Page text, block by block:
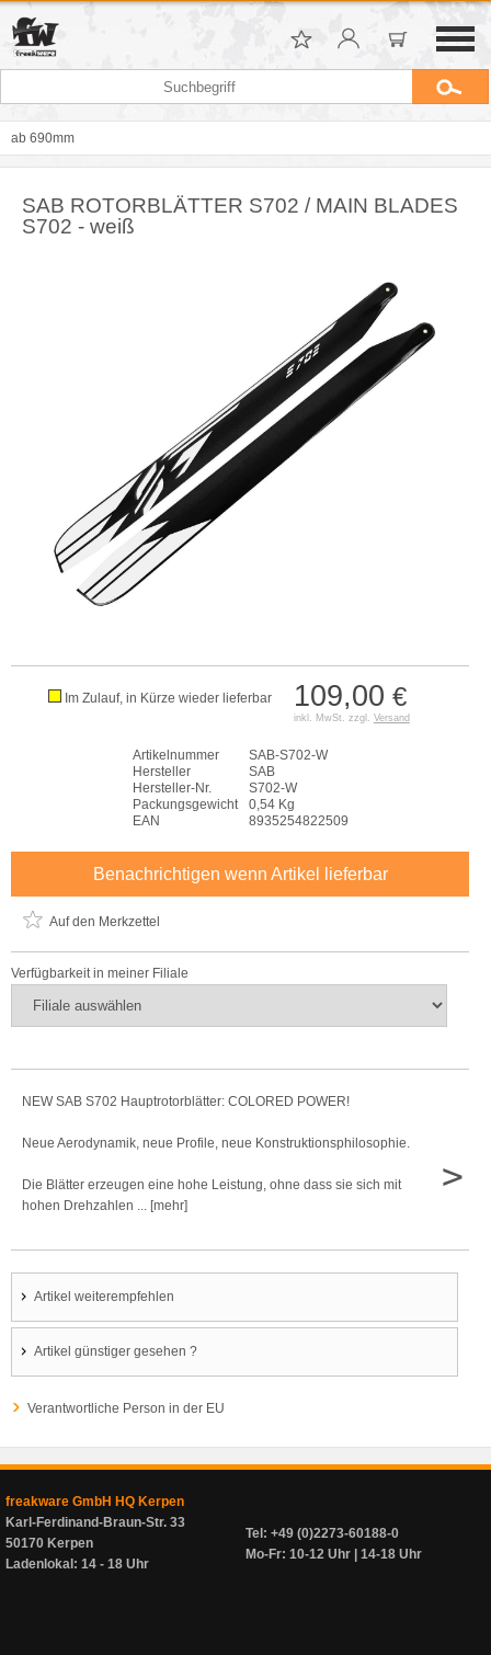
ab 690mm
SAB ROTORBLÄTTER S702 / MAIN BLADES
S702 - weiß
109,00 €
inkl. MwSt. zzgl. Versand
Im Zulauf, in Kürze wieder lieferbar
Artikelnummer
SAB-S702-W
Hersteller
SAB
Hersteller-Nr.
S702-W
Packungsgewicht
0,54 Kg
EAN
8935254822509
Benachrichtigen wenn Artikel lieferbar
Auf den Merkzettel
Verfügbarkeit in meiner Filiale
NEW SAB S702 Hauptrotorblätter: COLORED POWER!
Neue Aerodynamik, neue Profile, neue Konstruktionsphilosophie.
Die Blätter erzeugen eine hohe Leistung, ohne dass sie sich mit
hohen Drehzahlen ... [mehr]
>
Artikel weiterempfehlen
Artikel günstiger gesehen ?
Verantwortliche Person in der EU
freakware GmbH HQ Kerpen
Karl-Ferdinand-Braun-Str. 33
50170 Kerpen
Ladenlokal: 14 - 18 Uhr
Tel: +49 (0)2273-60188-0
Mo-Fr: 10-12 Uhr | 14-18 Uhr